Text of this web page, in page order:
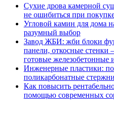
Сухие дрова камерной
не ошибиться при
Угловой камин для дома
разумный выбор
Завод ЖБИ: жби блоки
панели, откосные
готовые железобетонные
Инженерные пластики:
поликарбонатные
Как повысить
помощью современных